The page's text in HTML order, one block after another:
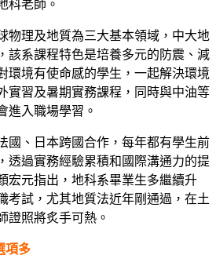
科老師。
物理及地質為三大基本領域，中大地
該系課程特色是培養多元的防震、減
環境有使命感的學生，一起解決環境
實習及暑期實務課程，同時與中油等
進入職場學習。
國、日本跨國合作，每年都有學生前
透過實務經驗累積和國際溝通力的提
宏元指出，地科系畢業生多繼續升
考試，尤其地質法近年剛通過，在土
證照將炙手可熱。
項多